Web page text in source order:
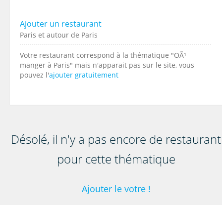
Ajouter un restaurant
Paris et autour de Paris
Votre restaurant correspond à la thématique "OÃ¹
manger à Paris" mais n'apparait pas sur le site, vous
pouvez l'ajouter gratuitement
Désolé, il n'y a pas encore de restaurant
pour cette thématique
Ajouter le votre !